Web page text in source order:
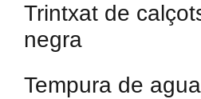
Trintxat de
negra
Tempura de